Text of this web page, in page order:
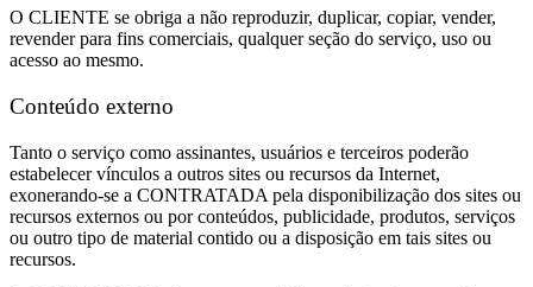
O CLIENTE se obriga a não reproduzir, duplicar, copiar, vender,
revender para fins comerciais, qualquer seção do serviço, uso ou
acesso ao mesmo.
Conteúdo externo
Tanto o serviço como assinantes, usuários e terceiros poderão
estabelecer vínculos a outros sites ou recursos da Internet,
exonerando-se a CONTRATADA pela disponibilização dos sites ou
recursos externos ou por conteúdos, publicidade, produtos, serviços
ou outro tipo de material contido ou a disposição em tais sites ou
recursos.